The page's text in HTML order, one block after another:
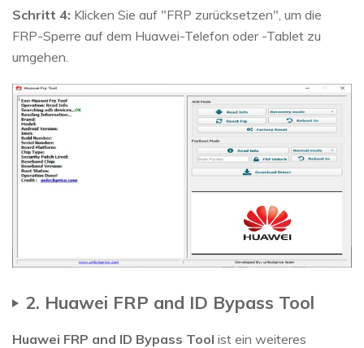
Schritt 4: Klicken Sie auf "FRP zurücksetzen", um die
FRP-Sperre auf dem Huawei-Telefon oder -Tablet zu
umgehen.
2. Huawei FRP and ID Bypass Tool
Huawei FRP and ID Bypass Tool ist ein weiteres